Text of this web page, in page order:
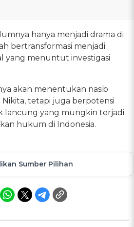
hanya menjadi drama di
bertransformasi menjadi
yang menuntut investigasi
akan menentukan nasib
Nikita, tetapi juga berpotensi
lancung yang mungkin terjadi
hukum di Indonesia.
Sumber Pilihan